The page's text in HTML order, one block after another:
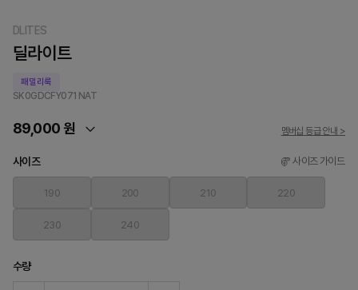
DLITES
딜라이트
패밀리룩
SK0GDCFY071 NAT
89,000 원 멤버십 등급 안내 >
사이즈 사이즈 가이드
190 200 210 220
230 240
수량